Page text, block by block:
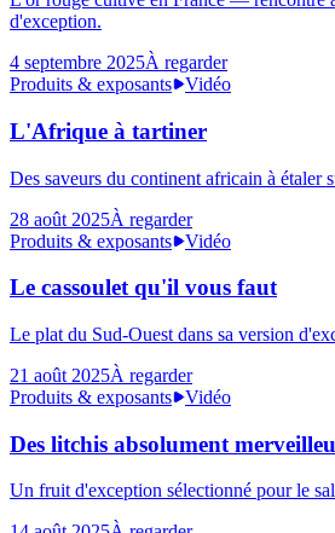
d'exception.
4 septembre 2025À regarder
Produits & exposants
Vidéo
L'Afrique à tartiner
Des saveurs du continent africain à étaler
28 août 2025À regarder
Produits & exposants
Vidéo
Le cassoulet qu'il vous faut
Le plat du Sud-Ouest dans sa version
21 août 2025À regarder
Produits & exposants
Vidéo
Des litchis absolument
Un fruit d'exception sélectionné pour le